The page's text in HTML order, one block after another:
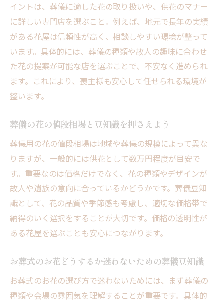
葬式で役立つ供花の意味と豆知識を知る
葬儀豆知識で供花の正しい使い方を理解す
る
供花を選ぶ際に押さえたい読み方と豆知識
供花の読み方が気になる方への葬儀豆知識
弔意を伝える葬儀の花マナー豆知識集
葬儀で恥をかかない花マナーと豆知識
お葬式の花マナーを守るための葬儀豆知識
弔意を伝えるための花選びと豆知識の要点
供花マナーに役立つ葬儀豆知識を押さえる
花マナーの疑問を解決する葬儀豆知識集
お葬式にふさわしい花の選び方とは
葬儀にふさわしい花を選ぶための豆知識
お葬式のお花どうするか迷う方への豆知識
失敗しない葬儀花選びのコツと豆知識
花言葉で選ぶ葬儀花と豆知識を紹介
イントは、葬儀に適した花の取り扱いや、供花のマナー
に詳しい専門店を選ぶこと。例えば、地元で長年の実績
がある花屋は信頼性が高く、相談しやすい環境が整って
います。具体的には、葬儀の種類や故人の趣味に合わせ
た花の提案が可能な店を選ぶことで、不安なく進められ
ます。これにより、喪主様も安心して任せられる環境が
整います。
葬儀の花の値段相場と豆知識を押さえよう
葬儀用の花の値段相場は地域や葬儀の規模によって異な
りますが、一般的には供花として数万円程度が目安で
す。重要なのは価格だけでなく、花の種類やデザインが
故人や遺族の意向に合っているかどうかです。葬儀豆知
識として、花の品質や季節感も考慮し、適切な価格帯で
納得のいく選択をすることが大切です。価格の透明性が
ある花屋を選ぶことも安心につながります。
お葬式のお花どうするか迷わないための葬儀豆知識
お葬式のお花の選び方で迷わないためには、まず葬儀の
種類や会場の雰囲気を理解することが重要です。具体的